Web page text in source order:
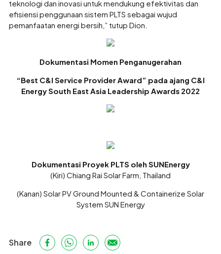
teknologi dan inovasi untuk mendukung efektivitas dan
efisiensi penggunaan sistem PLTS sebagai wujud
pemanfaatan energi bersih,” tutup Dion.
Dokumentasi Momen Penganugerahan
“Best C&I Service Provider Award” pada ajang C&I
Energy South East Asia Leadership Awards 2022
Dokumentasi Proyek PLTS oleh SUNEnergy
(Kiri) Chiang Rai Solar Farm, Thailand
(Kanan) Solar PV Ground Mounted & Containerize Solar
System SUN Energy
Share